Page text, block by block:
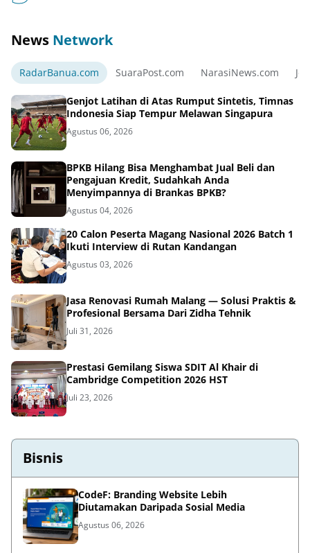
News Network
RadarBanua.com SuaraPost.com NarasiNews.com
Genjot Latihan di Atas Rumput Sintetis, Timnas
Indonesia Siap Tempur Melawan Singapura
Agustus 06, 2026
BPKB Hilang Bisa Menghambat Jual Beli dan
Pengajuan Kredit, Sudahkah Anda
Menyimpannya di Brankas BPKB?
Agustus 04, 2026
20 Calon Peserta Magang Nasional 2026 Batch 1
Ikuti Interview di Rutan Kandangan
Agustus 03, 2026
Jasa Renovasi Rumah Malang — Solusi Praktis &
Profesional Bersama Dari Zidha Tehnik
Juli 31, 2026
Prestasi Gemilang Siswa SDIT Al Khair di
Cambridge Competition 2026 HST
Juli 23, 2026
Bisnis
CodeF: Branding Website Lebih
Diutamakan Daripada Sosial Media
Agustus 06, 2026